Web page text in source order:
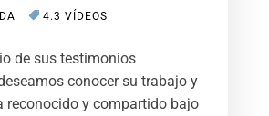
4.3 VÍDEOS
de sus testimonios
conocer su trabajo y
reconocido y compartido bajo